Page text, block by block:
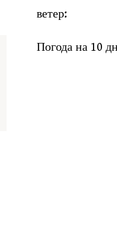
ветер:
Погода на 10